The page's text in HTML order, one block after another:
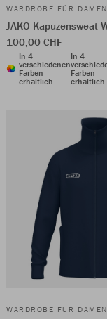
WARDROBE FÜR DAMEN
JAKO Kapuzensweat
100,00 CHF
In 4
verschiedenen
Farben
erhältlich
In 4
Farben
erhältlich
WARDROBE FÜR DAMEN